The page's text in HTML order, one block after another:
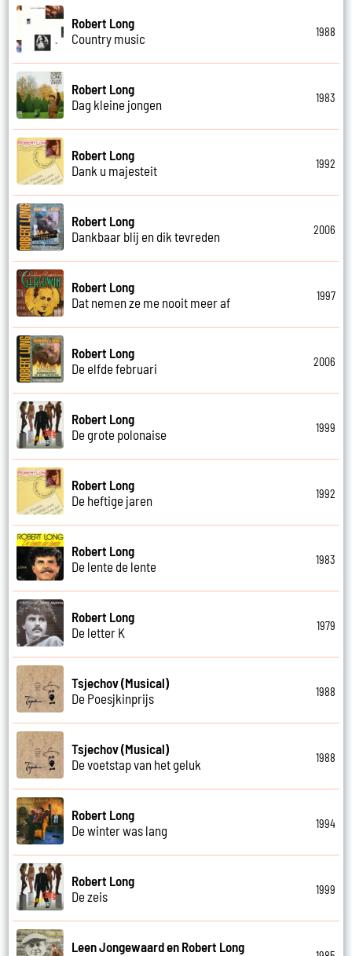
Robert Long
Country music
1988
Robert Long
Dag kleine jongen
1983
Robert Long
Dank u majesteit
1992
Robert Long
Dankbaar blij en dik tevreden
2006
Robert Long
Dat nemen ze me nooit meer af
1997
Robert Long
De elfde februari
2006
Robert Long
De grote polonaise
1999
Robert Long
De heftige jaren
1992
Robert Long
De lente de lente
1983
Robert Long
De letter K
1979
Tsjechov (Musical)
De Poesjkinprijs
1988
Tsjechov (Musical)
De voetstap van het geluk
1988
Robert Long
De winter was lang
1994
Robert Long
De zeis
1999
Leen Jongewaard en Robert Long